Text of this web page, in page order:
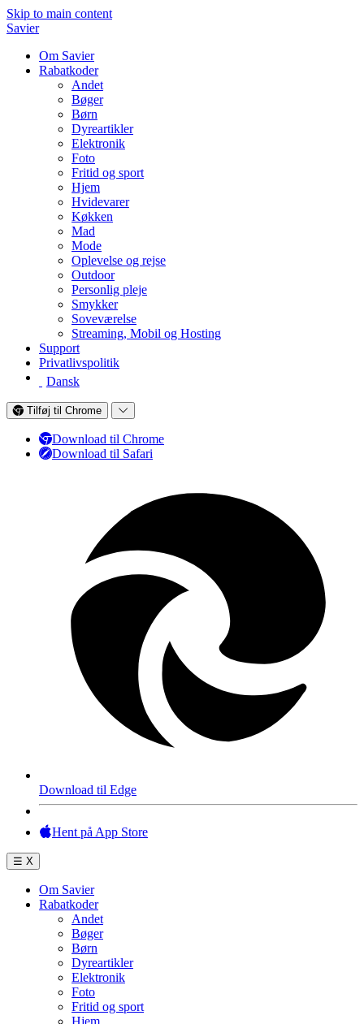
Skip to main content
Savier
Om Savier
Rabatkoder
Andet
Bøger
Børn
Dyreartikler
Elektronik
Foto
Fritid og sport
Hjem
Hvidevarer
Køkken
Mad
Mode
Oplevelse og rejse
Outdoor
Personlig pleje
Smykker
Soveværelse
Streaming, Mobil og Hosting
Support
Privatlivspolitik
Dansk
Tilføj til Chrome
Download til Chrome
Download til Safari
Download til Edge
Hent på App Store
☰ X
Om Savier
Rabatkoder
Andet
Bøger
Børn
Dyreartikler
Elektronik
Foto
Fritid og sport
Hjem